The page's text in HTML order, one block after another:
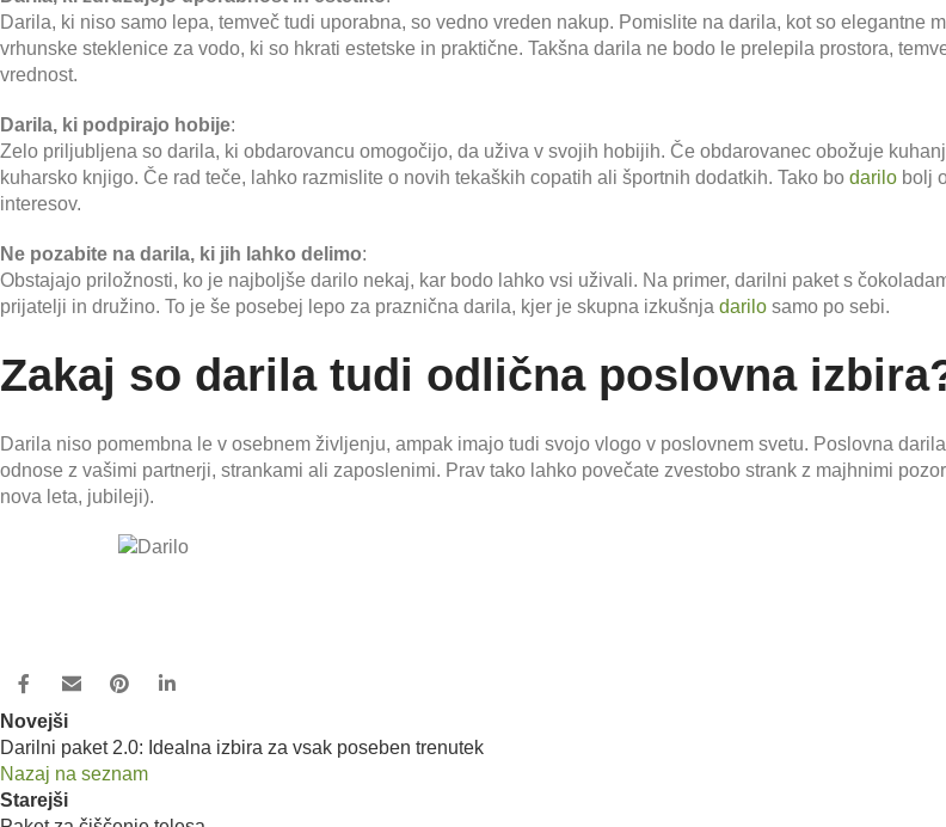
Darila, ki niso samo lepa, temveč tudi uporabna, so vedno vreden nakup. Pomislite na darila, kot so elegantne
vrhunske steklenice za vodo, ki so hkrati estetske in praktične. Takšna darila ne bodo le prelepila prostora,
vrednost.
Darila, ki podpirajo hobije:
Zelo priljubljena so darila, ki obdarovancu omogočijo, da uživa v svojih hobijih. Če obdarovanec obožuje
kuharsko knjigo. Če rad teče, lahko razmislite o novih tekaških copatih ali športnih dodatkih. Tako bo darilo bolj
interesov.
Ne pozabite na darila, ki jih lahko delimo:
Obstajajo priložnosti, ko je najboljše darilo nekaj, kar bodo lahko vsi uživali. Na primer, darilni paket s
prijatelji in družino. To je še posebej lepo za praznična darila, kjer je skupna izkušnja darilo samo po sebi.
Zakaj so darila tudi odlična poslovna
Darila niso pomembna le v osebnem življenju, ampak imajo tudi svojo vlogo v poslovnem svetu. Poslovna
odnose z vašimi partnerji, strankami ali zaposlenimi. Prav tako lahko povečate zvestobo strank z majhnimi
nova leta, jubileji).
Novejši
Darilni paket 2.0: Idealna izbira za vsak poseben trenutek
Nazaj na seznam
Starejši